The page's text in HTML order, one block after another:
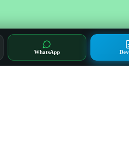
WhatsApp